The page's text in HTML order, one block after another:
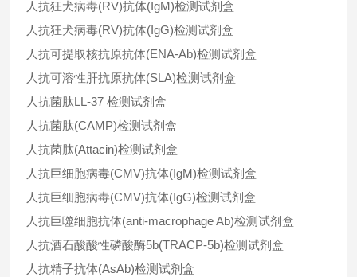
人抗狂犬病毒(RV)抗体(IgM)检测试剂盒
人抗狂犬病毒(RV)抗体(IgG)检测试剂盒
人抗可提取核抗原抗体(ENA-Ab)检测试剂盒
人抗可溶性肝抗原抗体(SLA)检测试剂盒
人抗菌肽LL-37 检测试剂盒
人抗菌肽(CAMP)检测试剂盒
人抗菌肽(Attacin)检测试剂盒
人抗巨细胞病毒(CMV)抗体(IgM)检测试剂盒
人抗巨细胞病毒(CMV)抗体(IgG)检测试剂盒
人抗巨噬细胞抗体(anti-macrophage Ab)检测试剂盒
人抗酒石酸酸性磷酸酶5b(TRACP-5b)检测试剂盒
人抗精子抗体(AsAb)检测试剂盒